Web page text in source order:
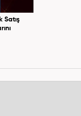
Satış